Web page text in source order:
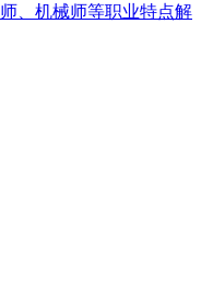
、机械师等职业特点解